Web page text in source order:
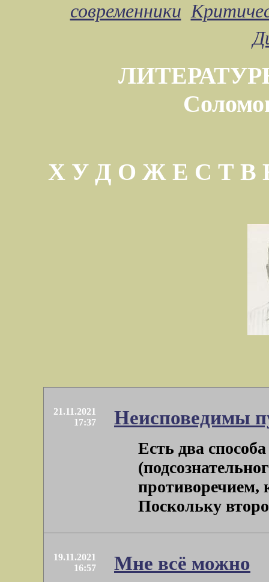
современники
Х У Д О Ж Е С Т
21.11.2021
17:37
Неисповедимы
Есть два
противоречием,
Поскольку
19.11.2021
16:57
Мне всё можно